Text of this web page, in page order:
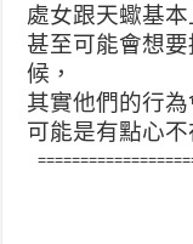
處女跟天蠍基本
甚至可能會想
候，
其實他們的行為
可能是有點心